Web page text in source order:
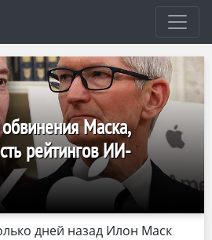
Маска,
рейтингов ИИ-
дней назад Илон Маск